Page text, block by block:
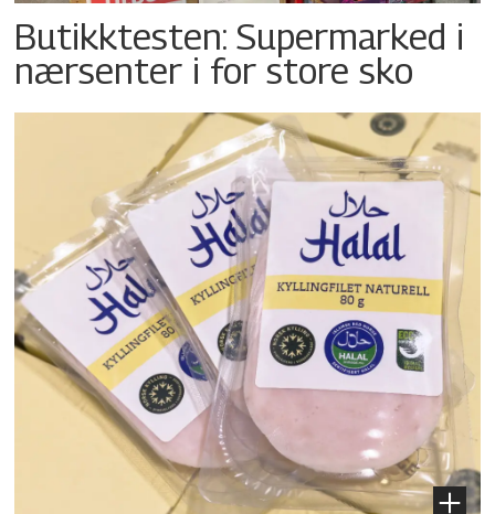
Butikktesten: Supermarked i
nærsenter i for store sko